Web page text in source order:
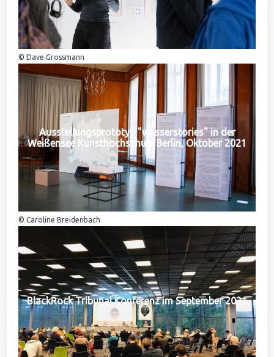
© Dave Grossmann
Ausstellungsprototyp "wasserstories" in der
Weißensee Kunsthochschule Berlin, Oktober 2021
© Caroline Breidenbach
BlackRock Tribunal Konferenz im September 2021